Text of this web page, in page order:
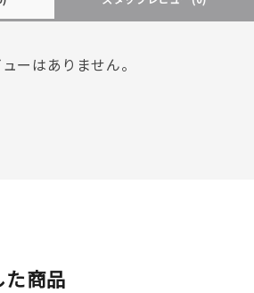
ーはありません。
商品